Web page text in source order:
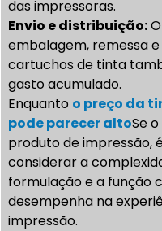
das impressoras.
Envio e distribuição:
embalagem, remessa
cartuchos de tinta
gasto acumulado.
Enquanto o preço da
pode parecer altoSe
produto de impressão,
considerar a
formulação e a função
desempenha na
impressão.